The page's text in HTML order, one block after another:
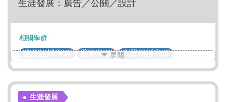
生涯發展：廣告／公關／設計
相關學群:
建築設計學群 藝術學群 大眾傳播學群
展開
生涯發展